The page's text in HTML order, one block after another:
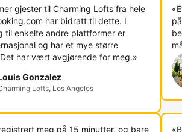
gjester til Charming Lofts fra hele
har bidratt til dette. I
til enkelte andre plattformer er
og har et mye større
har vært avgjørende for meg.»
Gonzalez
Lofts, Los Angeles
meg på 15 minutter, og bare